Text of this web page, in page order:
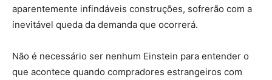
aparentemente infindáveis construções, sofrerão com a
inevitável queda da demanda que ocorrerá.
Não é necessário ser nenhum Einstein para entender o
que acontece quando compradores estrangeiros com